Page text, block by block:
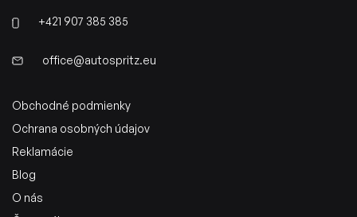
+421 907 385 385
office@autospritz.eu
Obchodné podmienky
Ochrana osobných údajov
Reklamácie
Blog
O nás